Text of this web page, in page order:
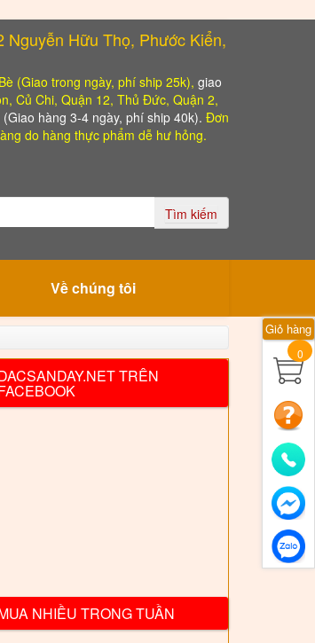
Nguyễn Hữu Thọ, Phước Kiển,
(Giao trong ngày, phí ship 25k), giao
Củ Chi, Quận 12, Thủ Đức, Quận 2,
hàng 3-4 ngày, phí ship 40k). Đơn
do hàng thực phẩm dễ hư hỏng.
Tìm kiếm
Về chúng tôi
TRÊN
NHIỀU TRONG TUẦN
Giỏ hàng
0